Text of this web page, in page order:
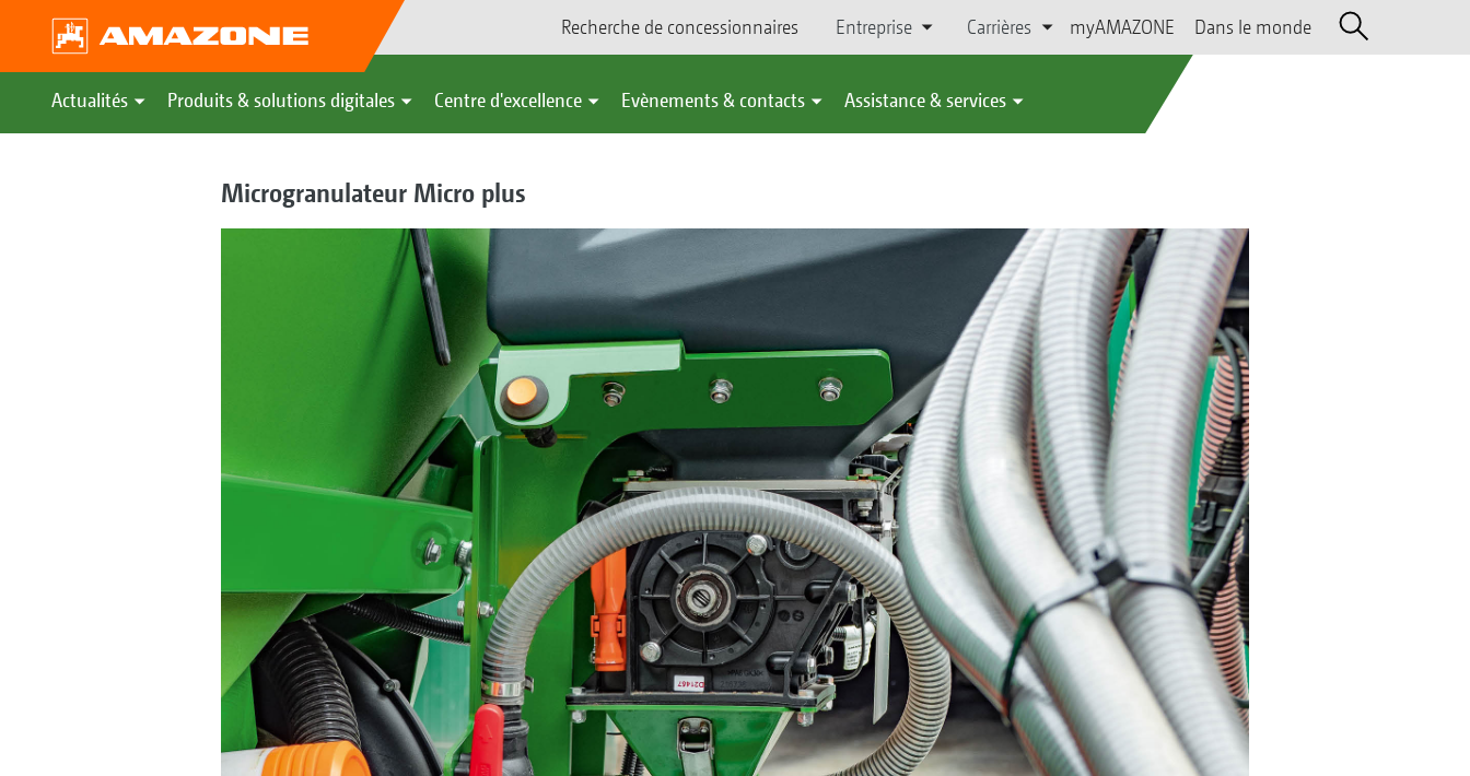
Recherche de concessionnaires Entreprise Carrières myAMAZONE Dans le monde
Actualités Produits & solutions digitales Centre d'excellence Evènements & contacts Assistance & services
Microgranulateur Micro plus